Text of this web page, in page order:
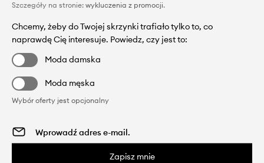
Szczegóły na stronie: wykluczenia z promocji.
Chcemy, żeby do Twojej skrzynki trafiało tylko to, co
naprawdę Cię interesuje. Powiedz, czy jest to:
Moda damska
Moda męska
Wybór oferty jest opcjonalny
Zapisz mnie